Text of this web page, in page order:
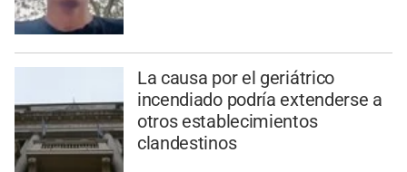
La causa por el geriátrico
incendiado podría extenderse a
otros establecimientos
clandestinos